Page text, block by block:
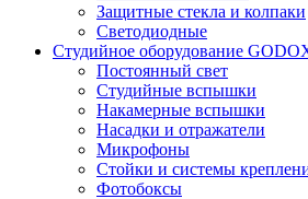
Защитные стекла и колпаки
Светодиодные
Студийное оборудование
Постоянный свет
Студийные вспышки
Накамерные вспышки
Насадки и отражатели
Микрофоны
Стойки и системы
Фотобоксы